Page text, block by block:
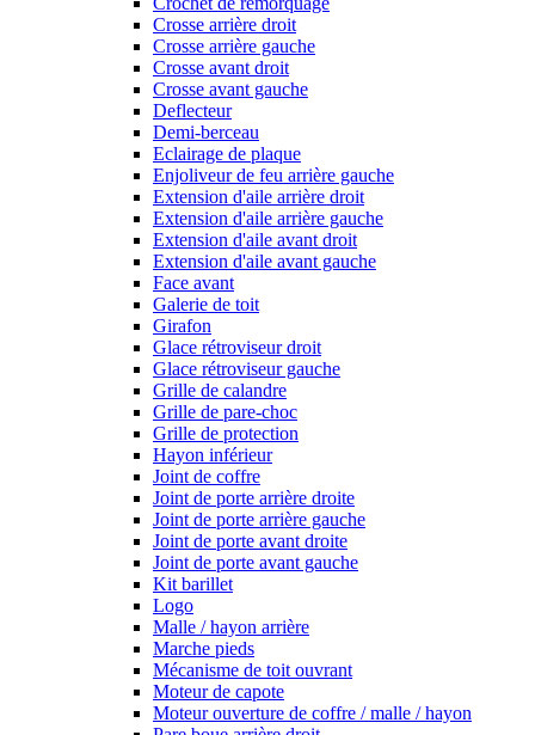
Crosse arrière droit
Crosse arrière gauche
Crosse avant droit
Crosse avant gauche
Deflecteur
Demi-berceau
Eclairage de plaque
Enjoliveur de feu arrière gauche
Extension d'aile arrière droit
Extension d'aile arrière gauche
Extension d'aile avant droit
Extension d'aile avant gauche
Face avant
Galerie de toit
Girafon
Glace rétroviseur droit
Glace rétroviseur gauche
Grille de calandre
Grille de pare-choc
Grille de protection
Hayon inférieur
Joint de coffre
Joint de porte arrière droite
Joint de porte arrière gauche
Joint de porte avant droite
Joint de porte avant gauche
Kit barillet
Logo
Malle / hayon arrière
Marche pieds
Mécanisme de toit ouvrant
Moteur de capote
Moteur ouverture de coffre / malle / hayon